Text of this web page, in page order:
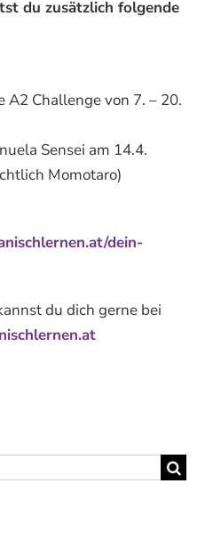
du zusätzlich folgende
A2 Challenge von 7. – 20.
Sensei am 14.4.
Momotaro)
dein-
du dich gerne bei